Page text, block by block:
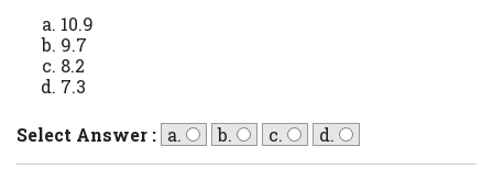
10.9
9.7
8.2
7.3
Select Answer : a. b. c. d.